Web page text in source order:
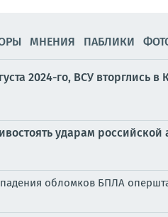
МНЕНИЯ ПАБЛИКИ
2024-го, ВСУ вторглись
ударам
обломков БПЛА